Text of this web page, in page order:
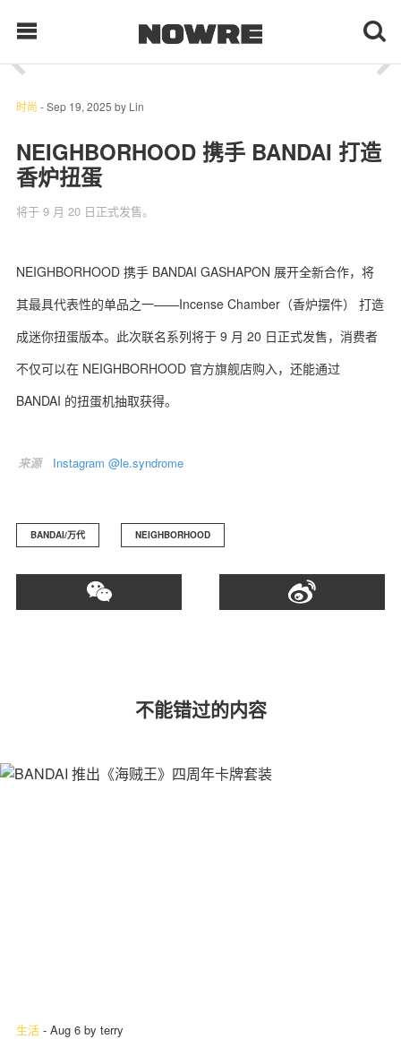
时 尚
球 鞋
生 活
/ 12
时尚 -Sep 19, 2025 by Lin
NEIGHBORHOOD 携手 BANDAI 打造
香炉扭蛋
将于 9 月 20 日正式发售。
NEIGHBORHOOD 携手 BANDAI GASHAPON 展开全新合作，将
其最具代表性的单品之一——Incense Chamber（香炉摆件） 打造
成迷你扭蛋版本。此次联名系列将于 9 月 20 日正式发售，消费者
不仅可以在 NEIGHBORHOOD 官方旗舰店购入，还能通过
BANDAI 的扭蛋机抽取获得。
来源 Instagram @le.syndrome
BANDAI/万代 NEIGHBORHOOD
不能错过的内容
生活 - Aug 6 by terry